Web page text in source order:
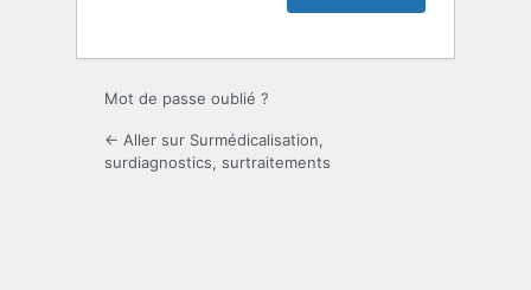
Mot de passe oublié ?
← Aller sur Surmédicalisation,
surdiagnostics, surtraitements